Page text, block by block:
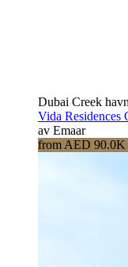
Dubai Creek havn
Vida Residences
av Emaar
from AED 90.0K